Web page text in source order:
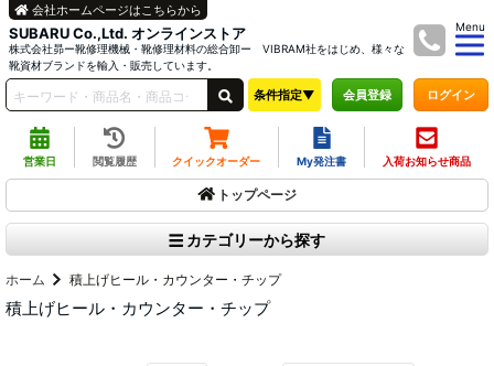
SUBARU Co.,Ltd. オンラインストア
株式会社昴ー靴修理機械・靴修理材料の総合卸ー VIBRAM社をはじめ、様々な
靴資材ブランドを輸入・販売しています。
Menu
会社ホームページはこちらから
条件指定▼ 会員登録 ログイン
営業日 閲覧履歴 クイックオーダー My発注書 入荷お知らせ商品
トップページ
カテゴリーから探す
ホーム 積上げヒール・カウンター・チップ
積上げヒール・カウンター・チップ